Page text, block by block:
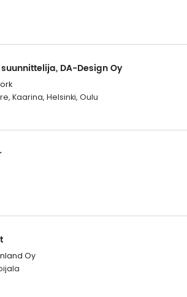
DA-Design Oy
Kaarina, Helsinki, Oulu
Oy